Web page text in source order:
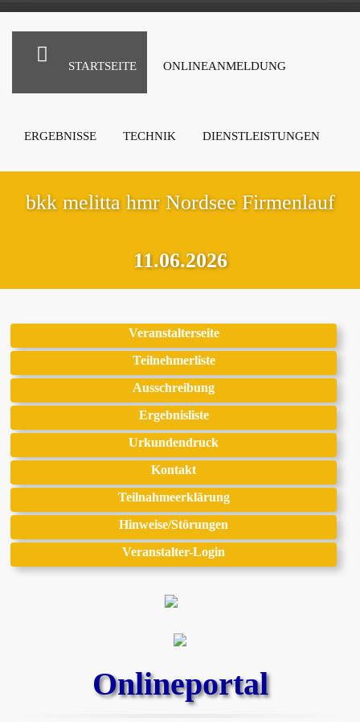
STARTSEITE ONLINEANMELDUNG
ERGEBNISSE TECHNIK DIENSTLEISTUNGEN
bkk melitta hmr Nordsee Firmenlauf
11.06.2026
Veranstalterseite
Teilnehmerliste
Ausschreibung
Ergebnisliste
Urkundendruck
Kontakt
Teilnahmeerklärung
Hinweise/Störungen
Veranstalter-Login
Onlineportal